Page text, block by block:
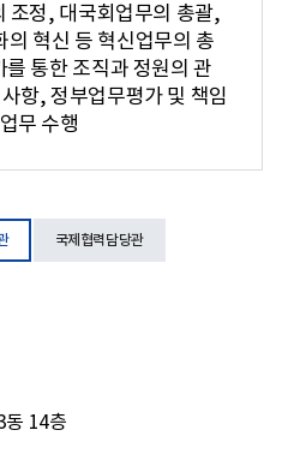
조정, 대국회업무의 총괄,
의 혁신 등 혁신업무의 총
통한 조직과 정원의 관
항, 정부업무평가 및 책임
무 수행
국제협력담당관
동 14층